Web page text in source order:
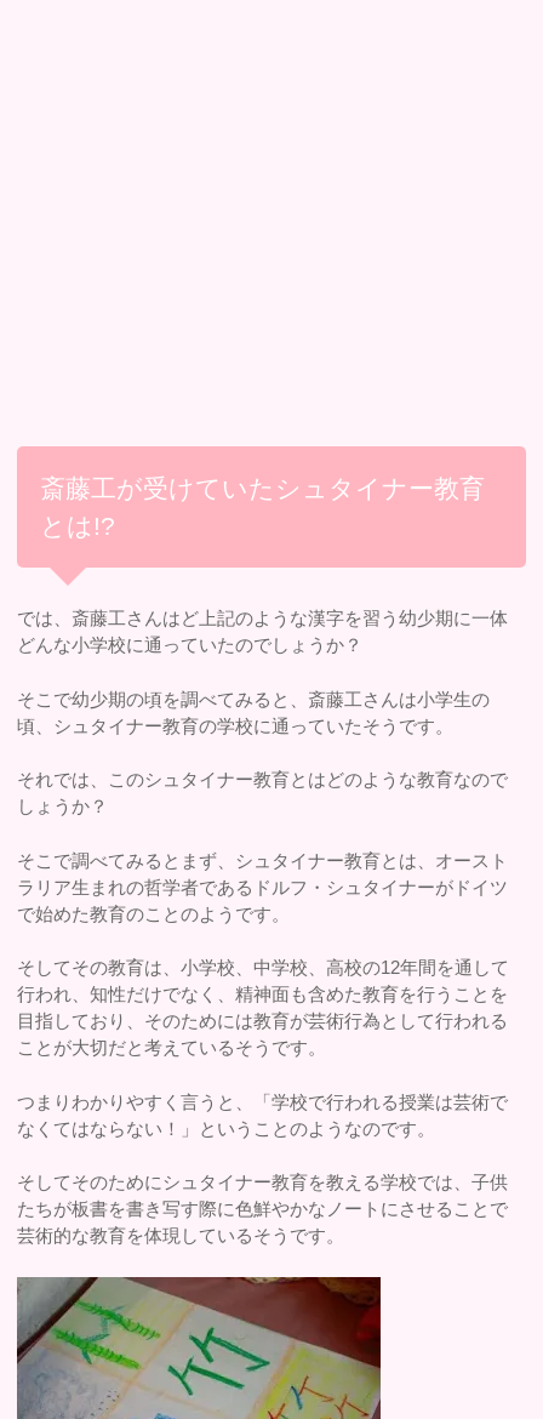
斎藤工が受けていたシュタイナー教育
とは!?
では、斎藤工さんはど上記のような漢字を習う幼少期に一体
どんな小学校に通っていたのでしょうか？
そこで幼少期の頃を調べてみると、斎藤工さんは小学生の
頃、シュタイナー教育の学校に通っていたそうです。
それでは、このシュタイナー教育とはどのような教育なので
しょうか？
そこで調べてみるとまず、シュタイナー教育とは、オースト
ラリア生まれの哲学者であるドルフ・シュタイナーがドイツ
で始めた教育のことのようです。
そしてその教育は、小学校、中学校、高校の12年間を通して
行われ、知性だけでなく、精神面も含めた教育を行うことを
目指しており、そのためには教育が芸術行為として行われる
ことが大切だと考えているそうです。
つまりわかりやすく言うと、「学校で行われる授業は芸術で
なくてはならない！」ということのようなのです。
そしてそのためにシュタイナー教育を教える学校では、子供
たちが板書を書き写す際に色鮮やかなノートにさせることで
芸術的な教育を体現しているそうです。